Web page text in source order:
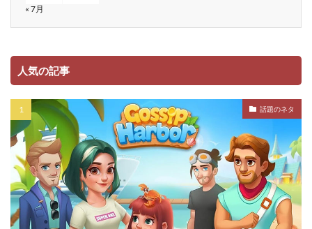
« 7月
人気の記事
話題のネタ